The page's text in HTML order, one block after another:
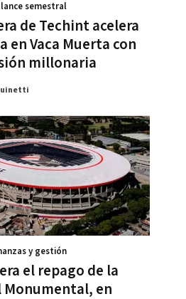
de Techint acelera
en Vaca Muerta con
millonaria
semestral
el repago de la
Monumental, en
y gestión